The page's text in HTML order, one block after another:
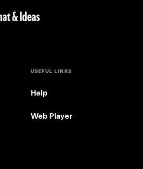
& Ideas
USEFUL LINKS
Help
Web Player